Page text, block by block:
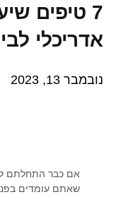
7 טיפים
אדריכלי
נובמבר 13, 2023
אם כבר התחלתם